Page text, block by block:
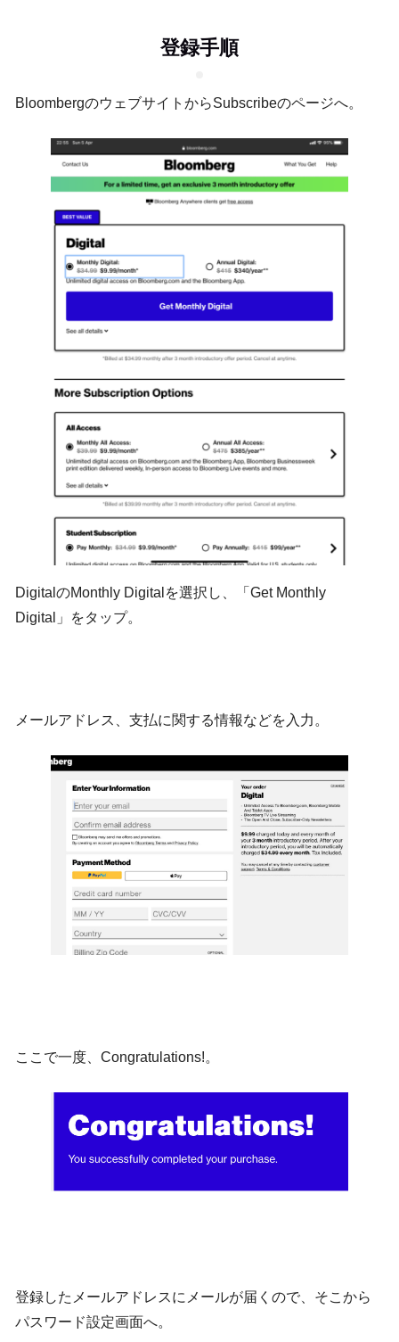
登録手順
BloombergのウェブサイトからSubscribeのページへ。
DigitalのMonthly Digitalを選択し、「Get Monthly
Digital」をタップ。
メールアドレス、支払に関する情報などを入力。
ここで一度、Congratulations!。
登録したメールアドレスにメールが届くので、そこから
パスワード設定画面へ。